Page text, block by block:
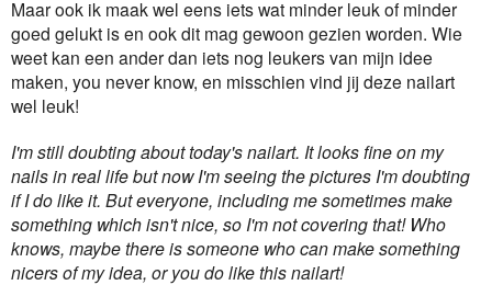
Maar ook ik maak wel eens iets wat minder leuk of minder
goed gelukt is en ook dit mag gewoon gezien worden. Wie
weet kan een ander dan iets nog leukers van mijn idee
maken, you never know, en misschien vind jij deze nailart
wel leuk!
I'm still doubting about today's nailart. It looks fine on my
nails in real life but now I'm seeing the pictures I'm doubting
if I do like it. But everyone, including me sometimes make
something which isn't nice, so I'm not covering that! Who
knows, maybe there is someone who can make something
nicers of my idea, or you do like this nailart!